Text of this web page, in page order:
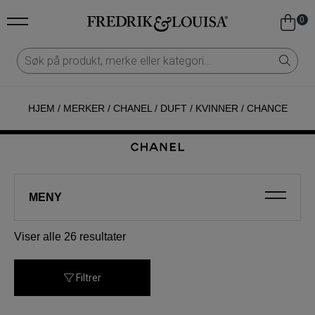
0
HJEM / MERKER / CHANEL / DUFT/ KVINNER / CHANCE
MENY
Viser alle 26 resultaterSortert
Filtrer